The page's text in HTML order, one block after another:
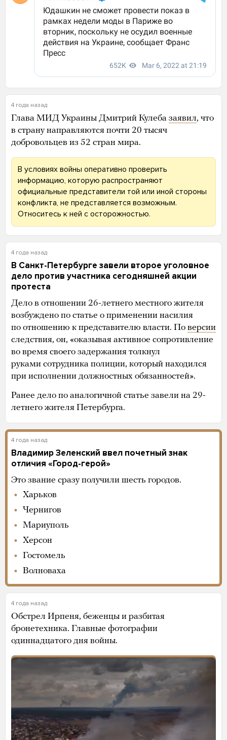
4 года назад
Глава МИД Украины Дмитрий Кулеба заявил, что
в страну направляются почти 20 тысяч
добровольцев из 52 стран мира.
В условиях войны оперативно проверить
информацию, которую распространяют
официальные представители той или иной стороны
конфликта, не представляется возможным.
Относитесь к ней с осторожностью.
4 года назад
В Санкт-Петербурге завели второе уголовное
дело против участника сегодняшней акции
протеста
Дело в отношении 26-летнего местного жителя
возбуждено по статье о применении насилия
по отношению к представителю власти. По версии
следствия, он, «оказывая активное сопротивление
во время своего задержания толкнул
руками сотрудника полиции, который находился
при исполнении должностных обязанностей».
Ранее дело по аналогичной статье завели на 29-
летнего жителя Петербурга.
4 года назад
Владимир Зеленский ввел почетный знак
отличия «Город-герой»
Это звание сразу получили шесть городов.
Харьков
Чернигов
Мариуполь
Херсон
Гостомель
Волноваха
4 года назад
Обстрел Ирпеня, беженцы и разбитая
бронетехника. Главные фотографии
одиннадцатого дня войны.